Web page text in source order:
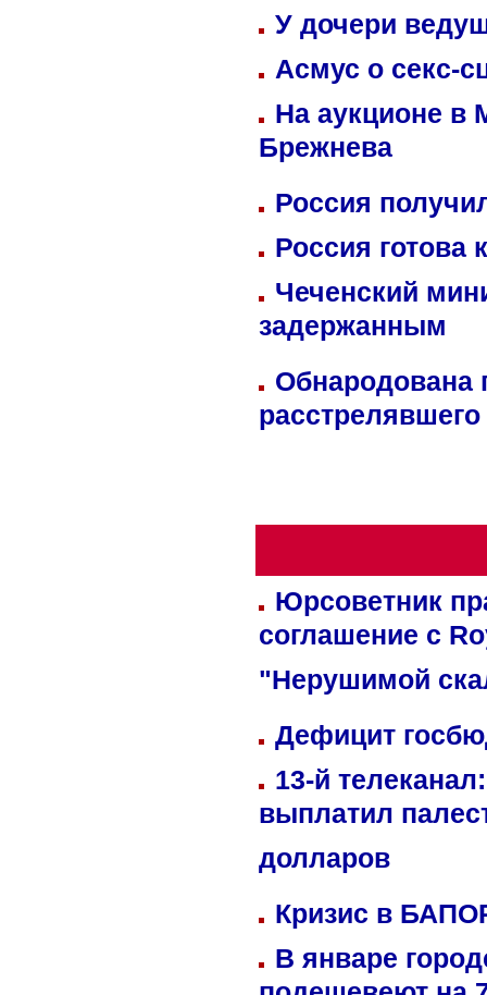
У дочери
Асмус о секс-
На аукционе в
Брежнева
Россия
Россия готова
Чеченский
задержанным
Обнародована
Юрсоветник
соглашение с
"Нерушимой
Дефицит
13-й
выплатил
долларов
Кризис в
В январе